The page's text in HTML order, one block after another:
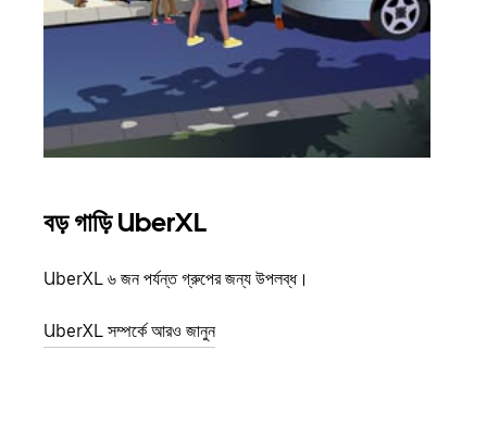
বড় গাড়ি UberXL
UberXL ৬ জন পর্যন্ত গ্রুপের জন্য উপলব্ধ।
UberXL সম্পর্কে আরও জানুন